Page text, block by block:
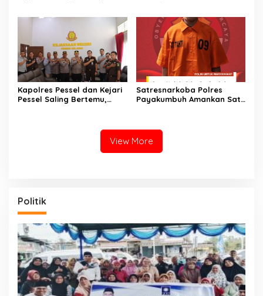
Kapolres Pessel dan Kejari
Pessel Saling Bertemu,
Satresnarkoba Polres
Payakumbuh Amankan Satu
View More
Politik